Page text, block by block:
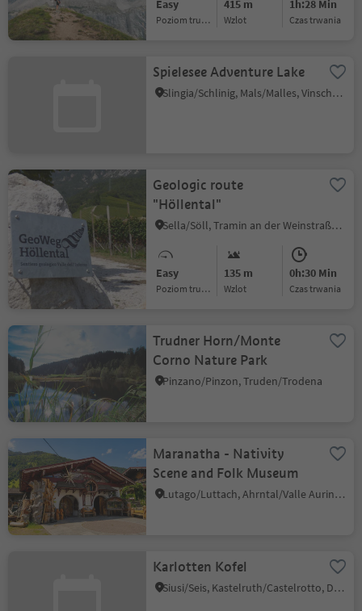
Easy
Poziom trudności
415 m
Wzlot
1h:28 Min
czas trwania
Spielesee Adventure Lake
Slingia/Schlinig, Mals/Malles, Vinschgau/Val Venosta
Geologic route
"Höllental"
Sella/Söll, Tramin an der Weinstraße/Termeno sulla Strada del Vino, Alto Adige Wine Road
Easy
Poziom trudności
135 m
Wzlot
0h:30 Min
czas trwania
Trudner Horn/Monte
Corno Nature Park
Pinzano/Pinzon, Truden/Trodena
Maranatha - Nativity
Scene and Folk Museum
Lutago/Luttach, Ahrntal/Valle Aurina, Ahrntal/Valle Aurina
Karlotten Kofel
Siusi/Seis, Kastelruth/Castelrotto, Dolomites Region Seiser Alm